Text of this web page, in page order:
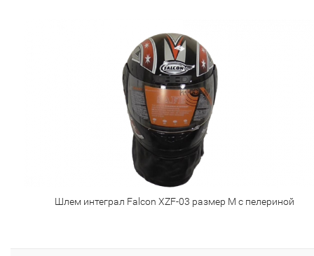
Шлем интеграл Falcon XZF-03 размер M c пелериной